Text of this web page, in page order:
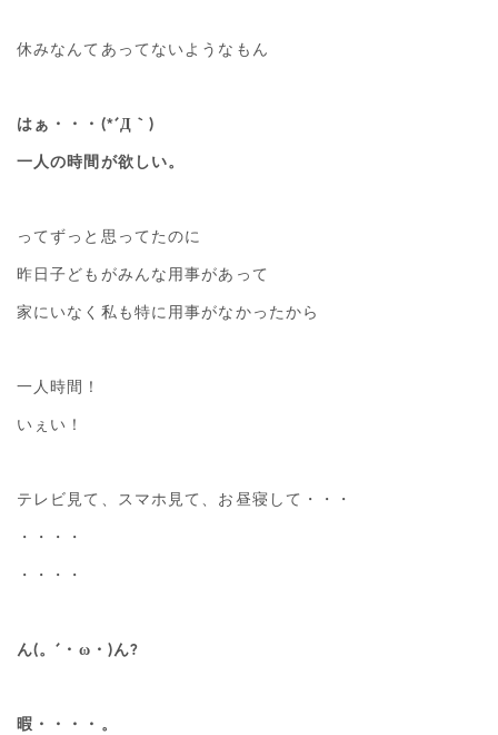
休みなんてあってないようなもん
はぁ・・・(*´Д｀)
一人の時間が欲しい。
ってずっと思ってたのに
昨日子どもがみんな用事があって
家にいなく私も特に用事がなかったから
一人時間！
いぇい！
テレビ見て、スマホ見て、お昼寝して・・・
・・・・
・・・・
ん(。´・ω・)ん?
暇・・・・。